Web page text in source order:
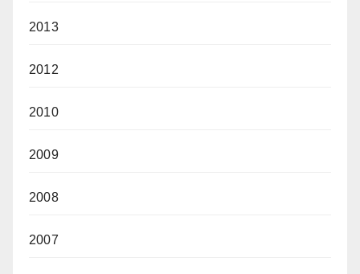
2013
2012
2010
2009
2008
2007